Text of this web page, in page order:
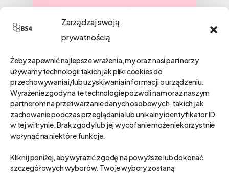
Zarządzaj swoją
prywatnością
Żeby zapewnić najlepsze wrażenia, my oraz nasi partnerzy
używamy technologii takich jak pliki cookies do
przechowywania i/lub uzyskiwania informacji o urządzeniu.
Wyrażenie zgody na te technologie pozwoli nam oraz naszym
partnerom na przetwarzanie danych osobowych, takich jak
zachowanie podczas przeglądania lub unikalny identyfikator ID
w tej witrynie. Brak zgody lub jej wycofanie może niekorzystnie
wpłynąć na niektóre funkcje.
Kliknij poniżej, aby wyrazić zgodę na powyższe lub dokonać
szczegółowych wyborów. Twoje wybory zostaną